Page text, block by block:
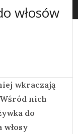
włosów
wkraczają
nich
do
włosy